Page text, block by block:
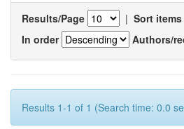
Results/Page | Sort
In order
Authors/
Results 1-1 of 1 (Search time: 0.0